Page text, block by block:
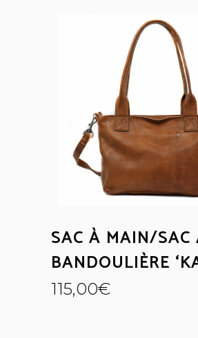
SAC À MAIN/SAC
BANDOULIÈRE
115,00€